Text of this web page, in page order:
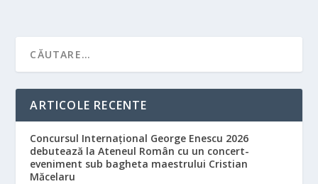
ARTICOLE RECENTE
Concursul Internațional George Enescu 2026
debutează la Ateneul Român cu un concert-
eveniment sub bagheta maestrului Cristian
Măcelaru